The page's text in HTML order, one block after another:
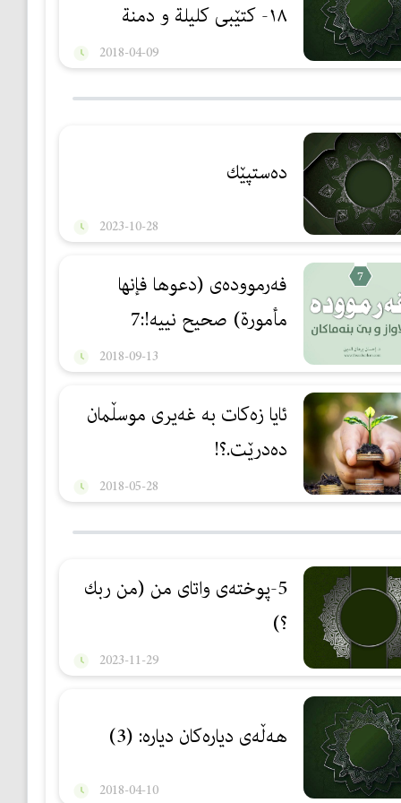
١٨- كتێبی كلیلة و دمنة
2018-04-09
ده‌ستپێك
2023-10-28
فه‌رمووده‌ی (دعوها فإنها
مأمورة) صحیح نییه‌!:7
2018-09-13
ئایا زەكات بە غەیری موسڵمان
دەدرێت.؟!
2018-05-28
5-پوختەی واتای من (من ربك
؟)
2023-11-29
هه‌ڵه‌ی دياره‌كان دياره‌: (3)
2018-04-10